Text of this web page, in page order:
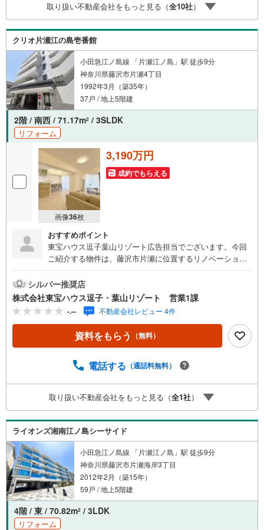
取り扱い不動産会社をもっと見る（全10社）
クリオ片瀬江の島壱番館
小田急江ノ島線 「片瀬江ノ島」駅 徒歩9分
神奈川県藤沢市片瀬4丁目
1992年3月（築35年）
37戸 / 地上5階建
2階 / 南西 / 71.17m2 / 3SLDK
リフォーム
画像36枚
3,190万円
成約でもらえる
おすすめポイント
東宝ハウス逗子葉山リゾート広告担当でございます。今回
ご紹介する物件は、藤沢市片瀬に位置するリノベーション
収納たっぷりです 《東宝ハウス逗子葉山リゾート》私たち
は、この地域に特化した不動産仲介を通じて、皆さまが理
想とする暮らしを実現するお手伝いをしています。住まい
選びは、単に「家を買う・借りる」ことではなく、「どん
な人生を送りたいか」を考える大切なプロセスです。逗
子・葉山には、海を望む戸建て、緑豊かな住宅街、趣のあ
の雰囲気や暮らし方、コミュニティの魅力まで、リアルな
をいたします。「週末だけでも海のそばで過ごしたい」
「将来的に移住を考えている」「理想の住まいを見つけた
い」-- そんな思いをお持ちの方は、ぜひ私たちにご相談く
ださい。逗子・葉山の魅力を知り尽くしたプロとして、皆
さまの新しい暮らしの第一歩を全力でサポートいたしま
す。どうぞお気軽にお問い合わせください。
シルバー推奨店
株式会社東宝ハウス逗子・葉山リゾート 営業1課
-.-- 不動産会社レビュー 4件
資料をもらう （無料）
電話する （通話料無料）
取り扱い不動産会社をもっと見る（全1社）
ライオンズ湘南江ノ島シーサイド
小田急江ノ島線 「片瀬江ノ島」駅 徒歩9分
神奈川県藤沢市片瀬海岸3丁目
2012年2月（築15年）
59戸 / 地上5階建
4階 / 東 / 70.82m2 / 3LDK
リフォーム